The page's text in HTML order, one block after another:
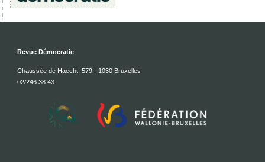
Revue Démocratie
Chaussée de Haecht, 579 - 1030 Bruxelles
02/246.38.43